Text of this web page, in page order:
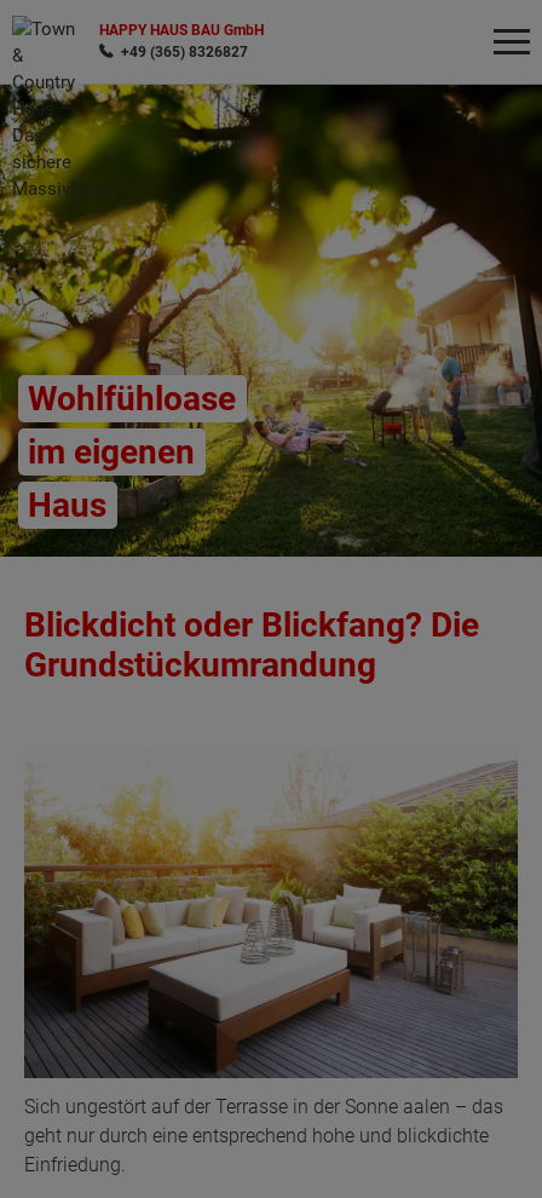
HAPPY HAUS BAU GmbH
+49 (365) 8326827
Wohlfühloase
im eigenen
Haus
Blickdicht oder Blickfang? Die
Grundstückumrandung
Sich ungestört auf der Terrasse in der Sonne aalen – das
geht nur durch eine entsprechend hohe und blickdichte
Einfriedung.
Wonach möchten Sie suchen?